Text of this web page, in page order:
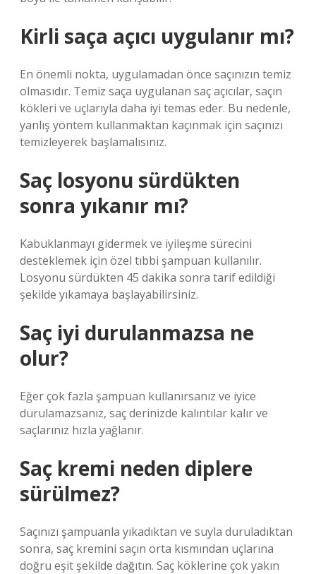
Kirli saça açıcı uygulanır mı?
En önemli nokta, uygulamadan önce saçınızın temiz
olmasıdır. Temiz saça uygulanan saç açıcılar, saçın
kökleri ve uçlarıyla daha iyi temas eder. Bu nedenle,
yanlış yöntem kullanmaktan kaçınmak için saçınızı
temizleyerek başlamalısınız.
Saç losyonu sürdükten
sonra yıkanır mı?
Kabuklanmayı gidermek ve iyileşme sürecini
desteklemek için özel tıbbi şampuan kullanılır.
Losyonu sürdükten 45 dakika sonra tarif edildiği
şekilde yıkamaya başlayabilirsiniz.
Saç iyi durulanmazsa ne
olur?
Eğer çok fazla şampuan kullanırsanız ve iyice
durulamazsanız, saç derinizde kalıntılar kalır ve
saçlarınız hızla yağlanır.
Saç kremi neden diplere
sürülmez?
Saçınızı şampuanla yıkadıktan ve suyla duruladıktan
sonra, saç kremini saçın orta kısmından uçlarına
doğru eşit şekilde dağıtın. Saç köklerine çok yakın